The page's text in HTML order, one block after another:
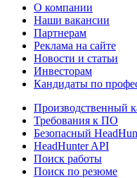
О компании
Наши вакансии
Партнерам
Реклама на сайте
Новости и статьи
Инвесторам
Кандидаты по
Производственный
Требования к ПО
Безопасный
HeadHunter API
Поиск работы
Поиск по резюме